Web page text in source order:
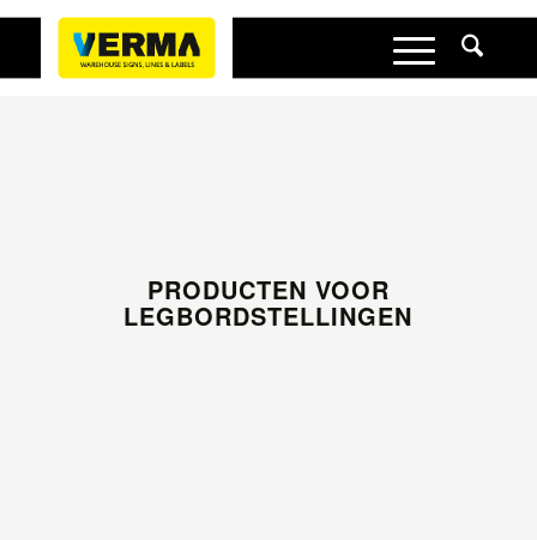
PRODUCTEN VOOR
LEGBORDSTELLINGEN